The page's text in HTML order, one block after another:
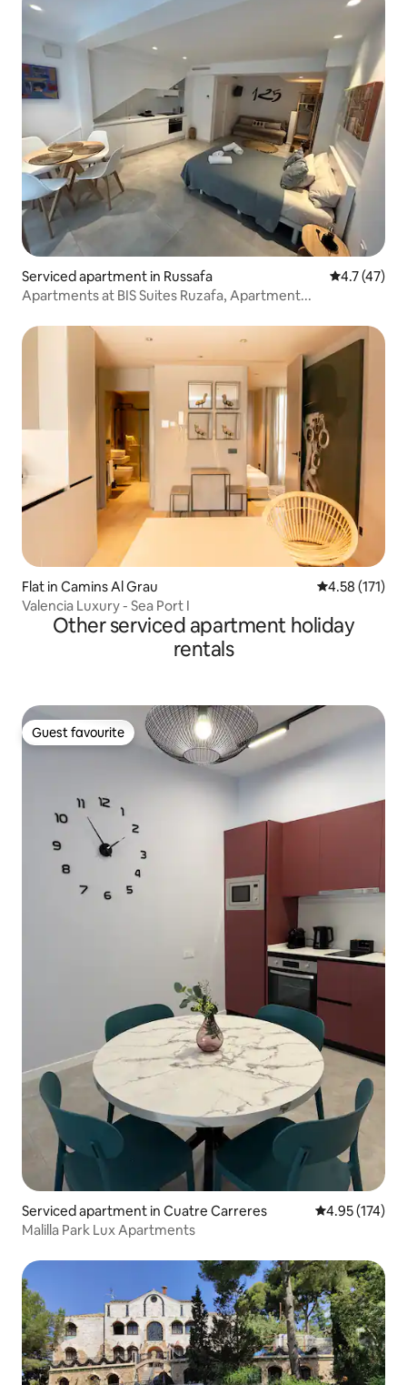
Serviced apartment in Russafa 4.7 out of 5
4.7 (47)
Apartments at BIS Suites Ruzafa, Apartment...
Flat in Camins Al Grau 4.58 out of 5
4.58 (171)
Valencia Luxury - Sea Port I
Other serviced apartment holiday
rentals
Guest favourite
Guest favourite
Serviced apartment in Cuatre Carreres 4.95 out of 5
4.95 (174)
Malilla Park Lux Apartments